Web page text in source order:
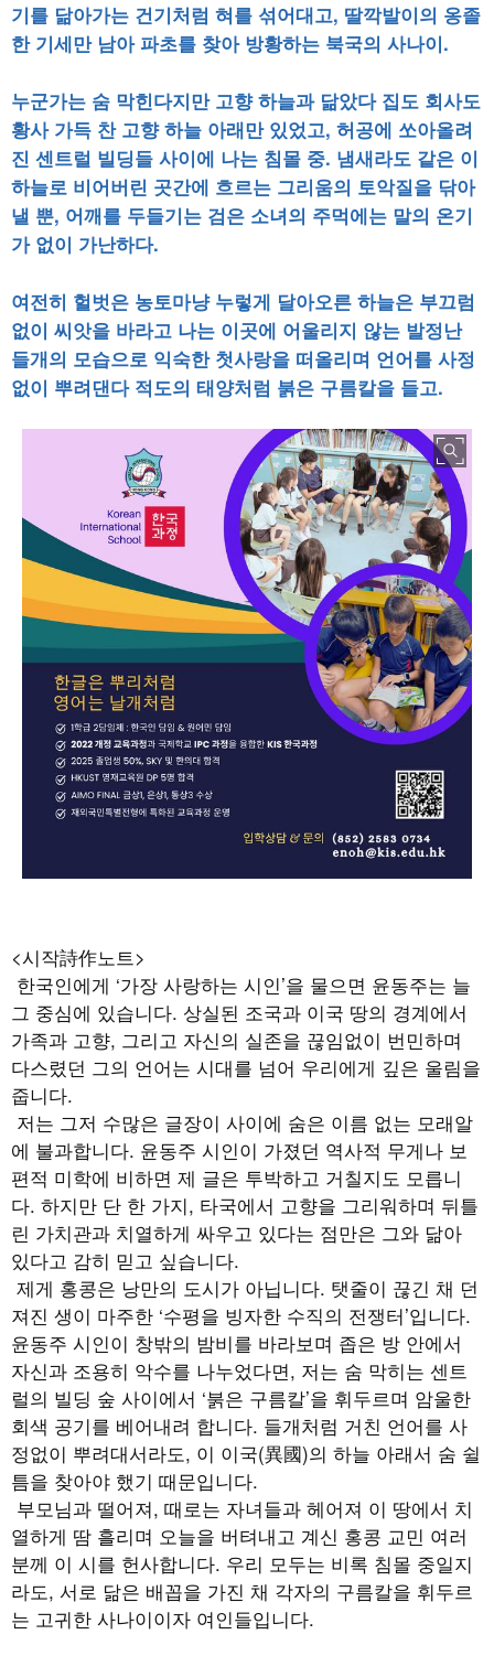
기를 닮아가는 건기처럼 혀를 섞어대고, 딸깍발이의 옹졸
한 기세만 남아 파초를 찾아 방황하는 북국의 사나이.
누군가는 숨 막힌다지만 고향 하늘과 닮았다 집도 회사도
황사 가득 찬 고향 하늘 아래만 있었고, 허공에 쏘아올려
진 센트럴 빌딩들 사이에 나는 침몰 중. 냄새라도 같은 이
하늘로 비어버린 곳간에 흐르는 그리움의 토악질을 닦아
낼 뿐, 어깨를 두들기는 검은 소녀의 주먹에는 말의 온기
가 없이 가난하다.
여전히 헐벗은 농토마냥 누렇게 달아오른 하늘은 부끄럼
없이 씨앗을 바라고 나는 이곳에 어울리지 않는 발정난
들개의 모습으로 익숙한 첫사랑을 떠올리며 언어를 사정
없이 뿌려댄다 적도의 태양처럼 붉은 구름칼을 들고.
<시작詩作노트>
한국인에게 ‘가장 사랑하는 시인’을 물으면 윤동주는 늘
그 중심에 있습니다. 상실된 조국과 이국 땅의 경계에서
가족과 고향, 그리고 자신의 실존을 끊임없이 번민하며
다스렸던 그의 언어는 시대를 넘어 우리에게 깊은 울림을
줍니다.
저는 그저 수많은 글장이 사이에 숨은 이름 없는 모래알
에 불과합니다. 윤동주 시인이 가졌던 역사적 무게나 보
편적 미학에 비하면 제 글은 투박하고 거칠지도 모릅니
다. 하지만 단 한 가지, 타국에서 고향을 그리워하며 뒤틀
린 가치관과 치열하게 싸우고 있다는 점만은 그와 닮아
있다고 감히 믿고 싶습니다.
제게 홍콩은 낭만의 도시가 아닙니다. 탯줄이 끊긴 채 던
져진 생이 마주한 ‘수평을 빙자한 수직의 전쟁터’입니다.
윤동주 시인이 창밖의 밤비를 바라보며 좁은 방 안에서
자신과 조용히 악수를 나누었다면, 저는 숨 막히는 센트
럴의 빌딩 숲 사이에서 ‘붉은 구름칼’을 휘두르며 암울한
회색 공기를 베어내려 합니다. 들개처럼 거친 언어를 사
정없이 뿌려대서라도, 이 이국(異國)의 하늘 아래서 숨 쉴
틈을 찾아야 했기 때문입니다.
부모님과 떨어져, 때로는 자녀들과 헤어져 이 땅에서 치
열하게 땀 흘리며 오늘을 버텨내고 계신 홍콩 교민 여러
분께 이 시를 헌사합니다. 우리 모두는 비록 침몰 중일지
라도, 서로 닮은 배꼽을 가진 채 각자의 구름칼을 휘두르
는 고귀한 사나이이자 여인들입니다.